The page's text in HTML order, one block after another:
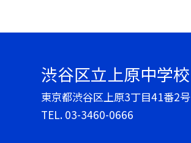
渋谷区立上原中学校
東京都渋谷区上原3丁目41番2号
TEL. 03-3460-0666